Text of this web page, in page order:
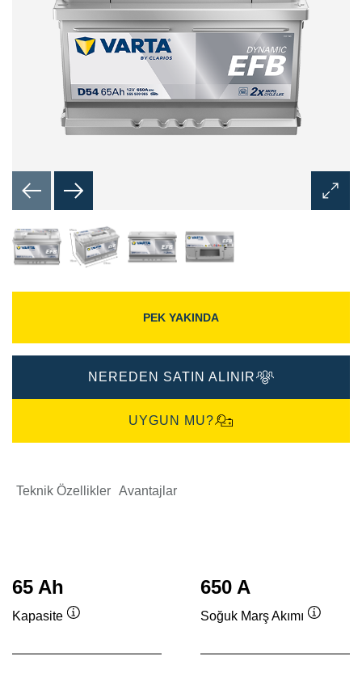
Aç
PEK YAKINDA
NEREDEN SATIN ALINIR
UYGUN MU?
Teknik Özellikler Avantajlar
65 Ah
Kapasite
650 A
Soğuk Marş Akımı